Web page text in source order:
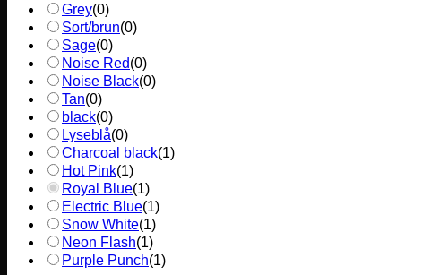
Grey(0)
Sort/brun(0)
Sage(0)
Noise Red(0)
Noise Black(0)
Tan(0)
black(0)
Lyseblå(0)
Charcoal black(1)
Hot Pink(1)
Royal Blue(1)
Electric Blue(1)
Snow White(1)
Neon Flash(1)
Purple Punch(1)